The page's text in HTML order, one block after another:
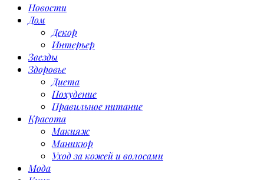
Новости
Дом
Декор
Интерьер
Звезды
Здоровье
Диета
Похудение
Правильное питание
Красота
Макияж
Маникюр
Уход за кожей и волосами
Мода